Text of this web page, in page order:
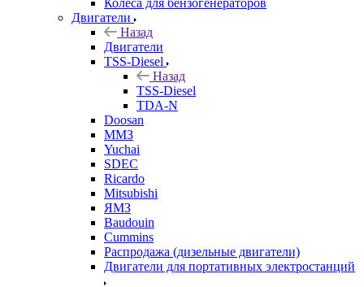
Колёса для бензогенераторов
Двигатели
Назад
Двигатели
TSS-Diesel
Назад
TSS-Diesel
TDA-N
Doosan
ММЗ
Yuchai
SDEC
Ricardo
Mitsubishi
ЯМЗ
Baudouin
Cummins
Распродажа (дизельные двигатели)
Двигатели для портативных электростанций